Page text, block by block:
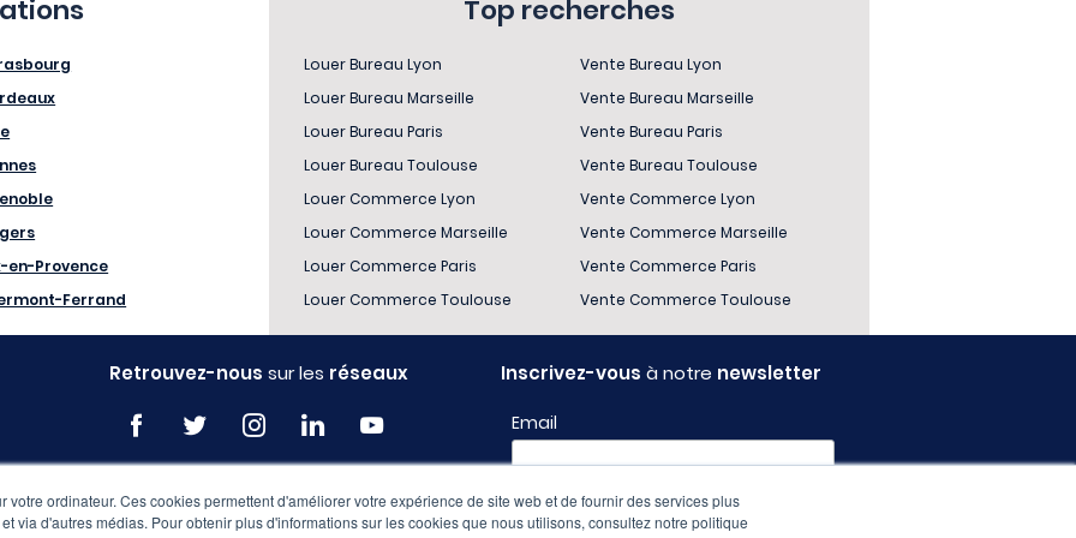
votre ordinateur. Ces cookies permettent d'améliorer votre expérience de site web et de fournir des services plus
via d'autres médias. Pour obtenir plus d'informations sur les cookies que nous utilisons, consultez notre politique
en-Provence
Ferrand
Top recherches
Louer Bureau Lyon
Louer Bureau Marseille
Louer Bureau Paris
Louer Bureau Toulouse
Louer Commerce Lyon
Louer Commerce Marseille
Louer Commerce Paris
Louer Commerce Toulouse
Vente Bureau Lyon
Vente Bureau Marseille
Vente Bureau Paris
Vente Bureau Toulouse
Vente Commerce Lyon
Vente Commerce Marseille
Vente Commerce Paris
Vente Commerce Toulouse
Retrouvez-nous sur les réseaux Inscrivez-vous à notre newsletter
Email
Profil